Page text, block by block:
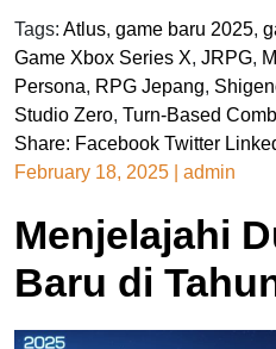
Tags: Atlus, game baru 2025,
Game Xbox Series X, JRPG,
Persona, RPG Jepang,
Studio Zero, Turn-Based
Share: Facebook Twitter
February 18, 2025
admin
Menjelajahi
Baru di